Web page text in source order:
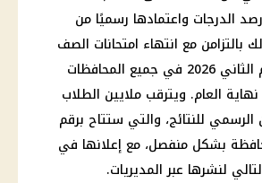
الدرجات واعتمادها رسميًا من
بالتزامن مع انتهاء امتحانات الصف
الثالث الإعدادي للترم الثاني 2026 في جميع المحافظات
العام. ويترقب ملايين الطلاب
الرسمي للنتائج، والتي ستتاح برقم
بشكل منفصل، مع إعلانها في
لنشرها عبر المديريات.